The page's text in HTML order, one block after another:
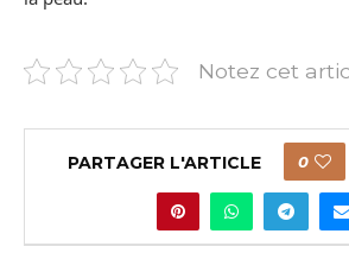
Notez cet
PARTAGER L'ARTICLE 0